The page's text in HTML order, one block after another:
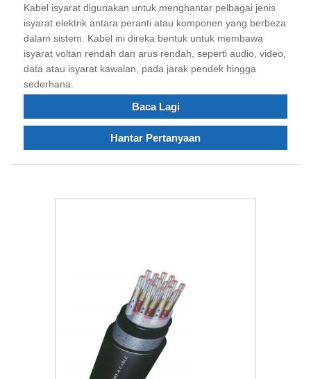
Kabel isyarat digunakan untuk menghantar pelbagai jenis
isyarat elektrik antara peranti atau komponen yang berbeza
dalam sistem. Kabel ini direka bentuk untuk membawa
isyarat voltan rendah dan arus rendah, seperti audio, video,
data atau isyarat kawalan, pada jarak pendek hingga
sederhana.
Baca Lagi
Hantar Pertanyaan